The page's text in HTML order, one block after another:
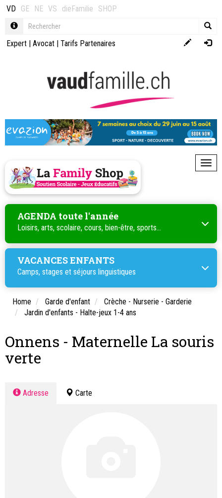
VD GE NE VS dieFamilie SHOP
Expert | Avocat | Tarifs Partenaires
AGENDA toute l'année
Loisirs, arts, scolaire, cours, bien-être, sports...
VACANCES ENFANTS
Camps, stages et séjours linguistiques
Home Garde d'enfant
Crèche - Nurserie - Garderie
Jardin d'enfants - Halte-jeux 1-4 ans
Onnens - Maternelle La souris
verte
Adresse Carte